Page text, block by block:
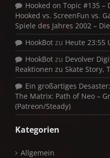
Hooked on Topic #135 –
Hooked vs. ScreenFun vs.
Spiele des Jahres 2002 –
HookBot zu Heute 23:55
HookBot zu Devolver
Reaktionen zu Skate Story,
Ein großartiges
The Matrix: Path of Neo –
(Patreon/Steady)
Kategorien
Allgemein